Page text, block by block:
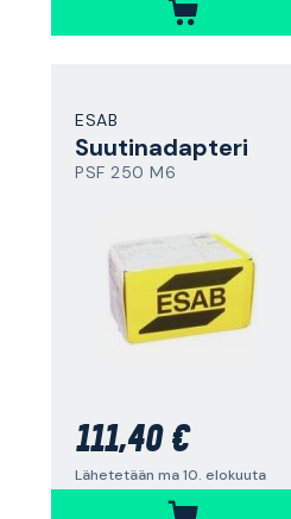
ESAB
Suutinadapteri
PSF 250 M6
111,40 €
Lähetetään ma 10. elokuuta